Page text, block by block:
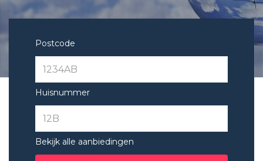
Postcode
Huisnummer
Bekijk alle aanbiedingen